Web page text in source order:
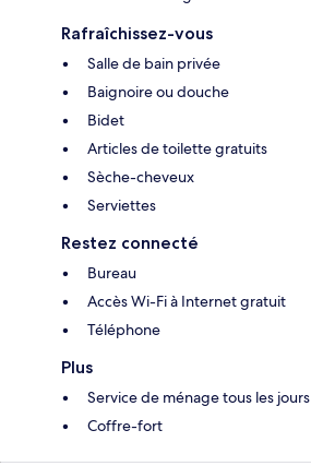
Rafraîchissez-vous
Salle de bain privée
Baignoire ou douche
Bidet
Articles de toilette gratuits
Sèche-cheveux
Serviettes
Restez connecté
Bureau
Accès Wi-Fi à Internet gratuit
Téléphone
Plus
Service de ménage tous les jours
Coffre-fort